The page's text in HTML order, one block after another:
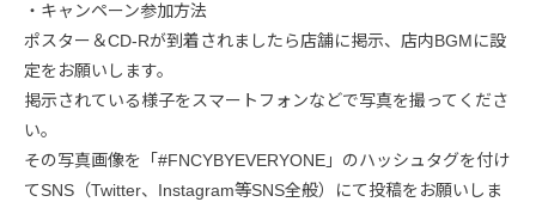
・キャンペーン参加方法
ポスター＆CD-Rが到着されましたら店舗に掲示、店内BGMに設
定をお願いします。
掲示されている様子をスマートフォンなどで写真を撮ってくださ
い。
その写真画像を「#FNCYBYEVERYONE」のハッシュタグを付け
てSNS（Twitter、Instagram等SNS全般）にて投稿をお願いしま